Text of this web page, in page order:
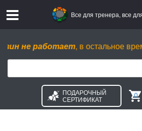
Все для тренера, все
не работает, в остальное
ПОДАРОЧНЫЙ
СЕРТИФИКАТ
0